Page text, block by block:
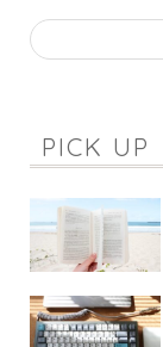
PICK UP